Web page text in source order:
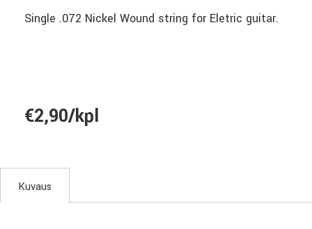
Single .072 Nickel Wound string for Eletric guitar.
€2,90/kpl
Kuvaus